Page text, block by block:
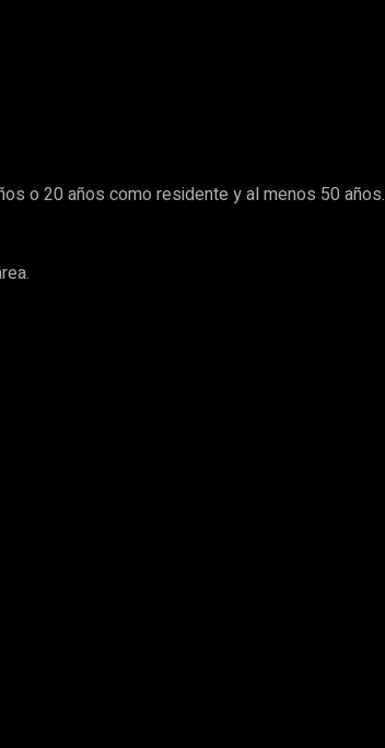
o 20 años como residente y al menos 50 años.